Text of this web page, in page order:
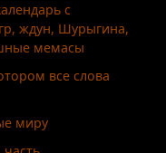
с
ждун, Шурыгина,
мемасы
все слова
миру